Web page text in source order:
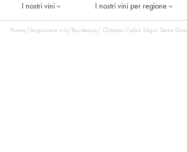
I nostri vini I nostri vini per regione
Home/Acquistare vini/Bordeaux/ Château Calon Ségur 3ème